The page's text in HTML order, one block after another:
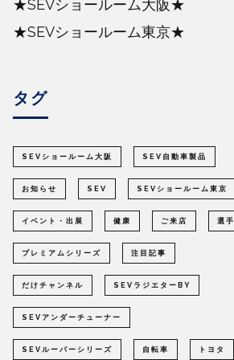
★SEVショールーム大阪★
★SEVショールーム東京★
タグ
SEVショールーム大阪 SEV自動車製品
お知らせ SEV SEVショールーム東京
イベント・出展 健康 ご来店 選手
プレミアムシリーズ 注目記事
だけチャンネル SEVラジエターBY
SEVアンダーチューナー
SEVルーパーシリーズ 自転車 トヨタ